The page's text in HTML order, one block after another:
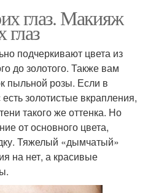
глаз. Макияж
глаз
подчеркивают цвета из
до золотого. Также вам
пыльной розы. Если в
золотистые вкрапления,
такого же оттенка. Но
от основного цвета,
Тяжелый «дымчатый»
на нет, а красивые